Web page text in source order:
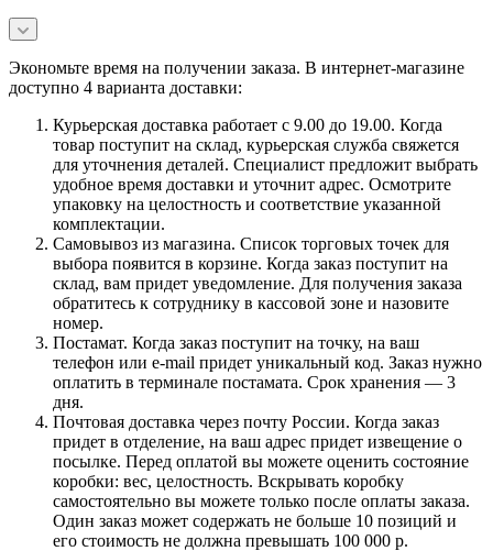
Экономьте время на получении заказа. В интернет-магазине
доступно 4 варианта доставки:
Курьерская доставка работает с 9.00 до 19.00. Когда
товар поступит на склад, курьерская служба свяжется
для уточнения деталей. Специалист предложит выбрать
удобное время доставки и уточнит адрес. Осмотрите
упаковку на целостность и соответствие указанной
комплектации.
Самовывоз из магазина. Список торговых точек для
выбора появится в корзине. Когда заказ поступит на
склад, вам придет уведомление. Для получения заказа
обратитесь к сотруднику в кассовой зоне и назовите
номер.
Постамат. Когда заказ поступит на точку, на ваш
телефон или e-mail придет уникальный код. Заказ нужно
оплатить в терминале постамата. Срок хранения — 3
дня.
Почтовая доставка через почту России. Когда заказ
придет в отделение, на ваш адрес придет извещение о
посылке. Перед оплатой вы можете оценить состояние
коробки: вес, целостность. Вскрывать коробку
самостоятельно вы можете только после оплаты заказа.
Один заказ может содержать не больше 10 позиций и
его стоимость не должна превышать 100 000 р.